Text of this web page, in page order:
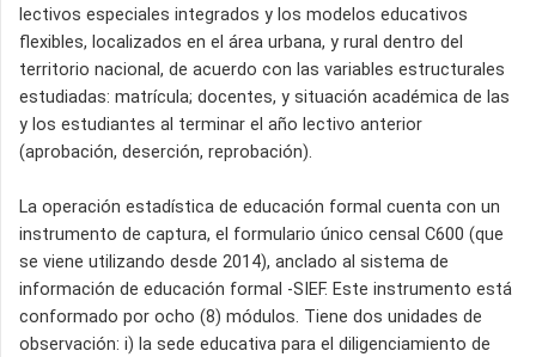
lectivos especiales integrados y los modelos educativos
flexibles, localizados en el área urbana, y rural dentro del
territorio nacional, de acuerdo con las variables estructurales
estudiadas: matrícula; docentes, y situación académica de las
y los estudiantes al terminar el año lectivo anterior
(aprobación, deserción, reprobación).
La operación estadística de educación formal cuenta con un
instrumento de captura, el formulario único censal C600 (que
se viene utilizando desde 2014), anclado al sistema de
información de educación formal -SIEF. Este instrumento está
conformado por ocho (8) módulos. Tiene dos unidades de
observación: i) la sede educativa para el diligenciamiento de